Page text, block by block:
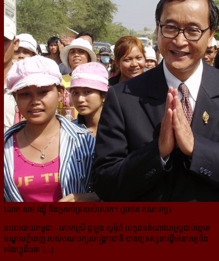
លោក សម រង្ស៊ី និងអ្នកគាំទ្ររបស់លោក។ (រូបថត គណបក្ស)
នយោបាយកម្ពុជា - លោកស្រី ជូឡុង សូម៉ូរ៉ា បេក្ខជនតំណាងរាស្ត្រជាប់ឆ្នោត
មណ្ឌលភ្នំពេញ របស់គណបក្ស​សង្គ្រោះជាតិ បានឲ្យ​ទស្សនាវដ្តីមនោរម្យព័ង
អាំងហ្វូដឹងថា [...]